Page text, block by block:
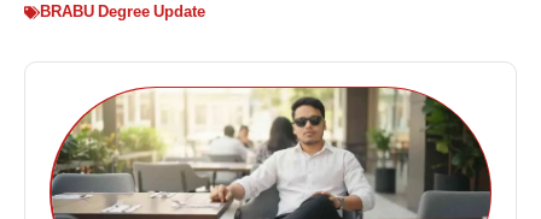
BRABU Degree Update